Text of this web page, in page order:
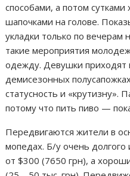
способами, а потом сутками
шапочками на голове.
укладки только по вечерам
такие мероприятия
одежду. Девушки приходят
демисезонных
статусность и «крутизну».
потому что пить пиво —
Передвигаются жители в
мопедах. Б/у очень
от $300 (7650 грн), а